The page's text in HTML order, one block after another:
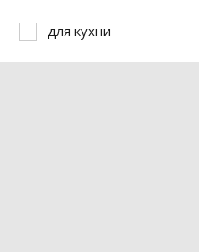
для кухни